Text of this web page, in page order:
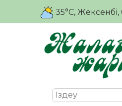
35°C, Жексенбі,